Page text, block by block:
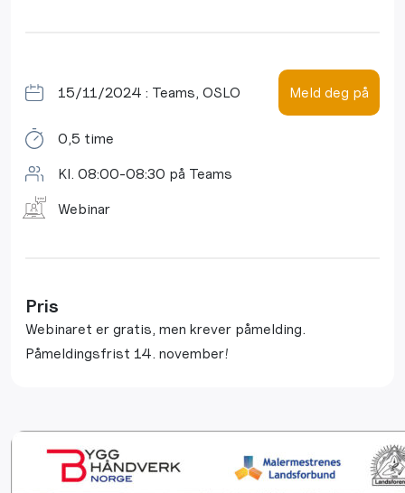
15/11/2024 : Teams, OSLO Meld deg på
0,5 time
Kl. 08:00-08:30 på Teams
Webinar
Pris
Webinaret er gratis, men krever påmelding.
Påmeldingsfrist 14. november!